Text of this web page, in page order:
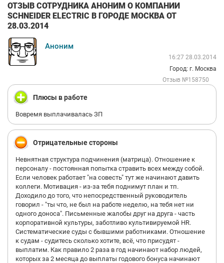
ОТЗЫВ СОТРУДНИКА АНОНИМ О КОМПАНИИ
SCHNEIDER ELECTRIC В ГОРОДЕ МОСКВА ОТ
28.03.2014
Аноним
16:27 28.03.2014
Город: г. Москва
Отзыв №158750
Плюсы в работе
Вовремя выплачивалась ЗП
Отрицательные стороны
Невнятная структура подчинения (матрица). Отношение к
персоналу - постоянная попытка стравить всех между собой.
Если человек работает "на совесть" тут же начинают давить
коллеги. Мотивация - из-за тебя поднимут план и тп.
Доходило до того, что непосредственный руководитель
говорил - "ты что, не был на работе неделю, на тебя нет ни
одного доноса". Письменные жалобы друг на друга - часть
корпоративной культуры, заботливо культивируемой HR.
Систематические суды с бывшими работниками. Отношение
к судам - судитесь сколько хотите, всё, что присудят -
выплатим. Как правило 2 раза в год начинают набор людей,
которых за 2 месяца до выплаты годового бонуса начинают